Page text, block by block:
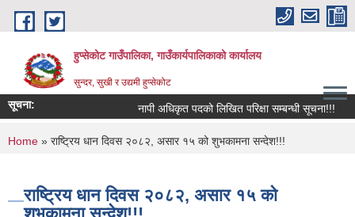
Skip to main content
हुप्सेकोट गाउँपालिका, गाउँकार्यपालिकाको कार्यालय
सुन्दर, सुखी र उद्यमी हुप्सेकोट
सूचना: नापी अधिकृत पदको लिखित परिक्षा सम्बन्धी सूचना!!!
You are here
Home » राष्ट्रिय धान दिवस २०८२, असार १५ को शुभकामना सन्देश!!!
राष्ट्रिय धान दिवस २०८२, असार १५ को